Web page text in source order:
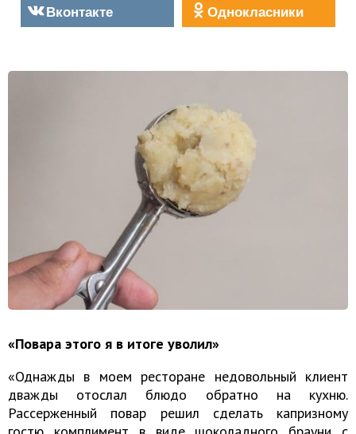
Вконтакте
Однокласники
«Повара этого я в итоге уволил»
«Однажды в моем ресторане недовольный клиент
дважды отослал блюдо обратно на кухню.
Рассерженный повар решил сделать капризному